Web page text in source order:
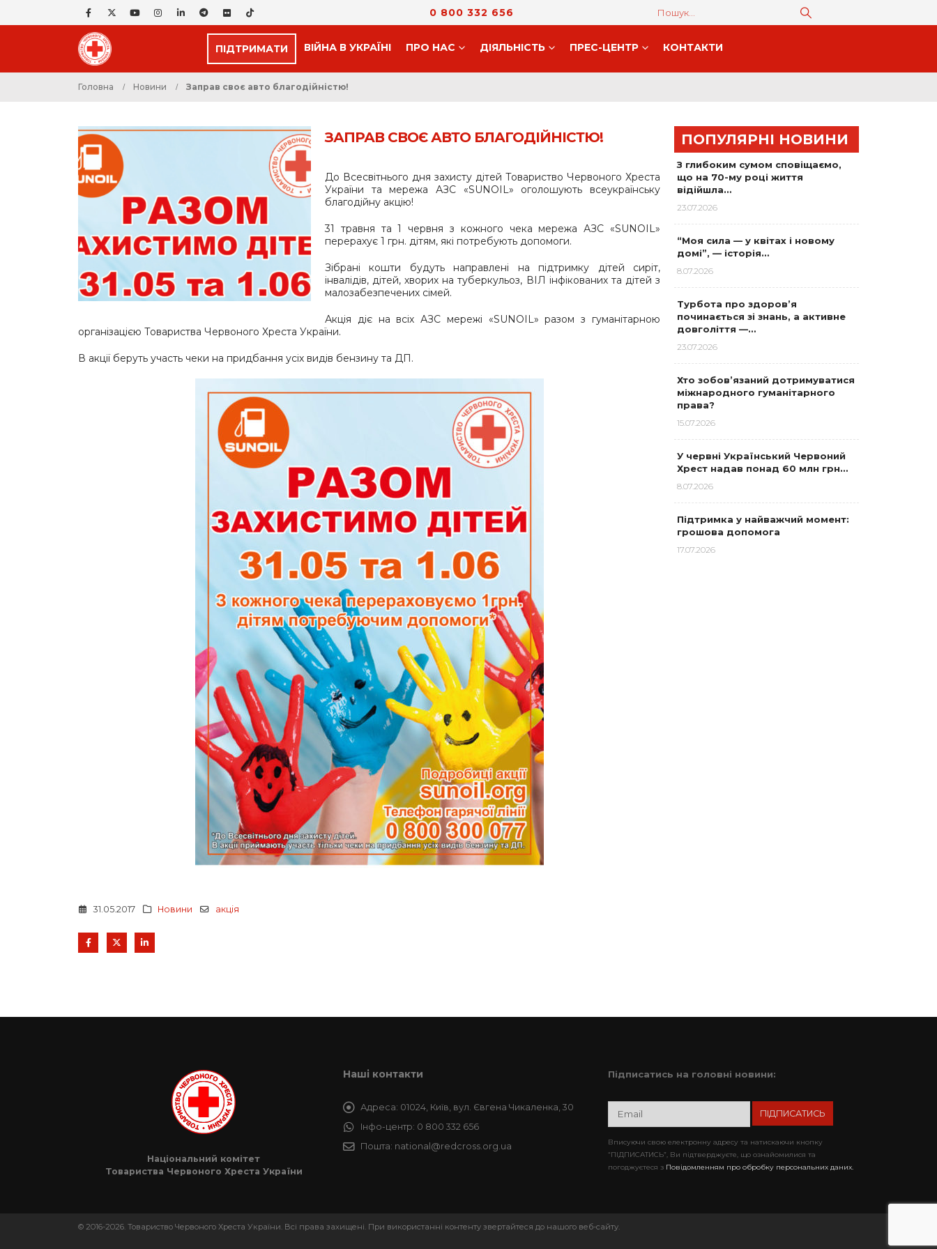
0 800 332 656
ПІДТРИМАТИ ВІЙНА В УКРАЇНІ ПРО НАС ДIЯЛЬНIСТЬ ПРЕС-ЦЕНТР КОНТАКТИ
Головна Новини Заправ своє авто благодійністю!
ЗАПРАВ СВОЄ АВТО БЛАГОДІЙНІСТЮ!
До Всесвітнього дня захисту дітей Товариство Червоного Хреста
України та мережа АЗС «SUNOIL» оголошують всеукраїнську
благодійну акцію!
31 травня та 1 червня з кожного чека мережа АЗС «SUNOIL»
перерахує 1 грн. дітям, які потребують допомоги.
Зібрані кошти будуть направлені на підтримку дітей сиріт,
інвалідів, дітей, хворих на туберкульоз, ВІЛ інфікованих та дітей з
малозабезпечених сімей.
Акція діє на всіх АЗС мережі «SUNOIL» разом з гуманітарною
організацією Товариства Червоного Хреста України.
В акції беруть участь чеки на придбання усіх видів бензину та ДП.
31.05.2017 Новини акція
ПОПУЛЯРНІ НОВИНИ
З глибоким сумом сповіщаємо,
що на 70-му році життя
відійшла…
23.07.2026
“Моя сила — у квітах і новому
домі”, — історія…
8.07.2026
Турбота про здоров’я
починається зі знань, а активне
довголіття —…
23.07.2026
Хто зобов’язаний дотримуватися
міжнародного гуманітарного
права?
15.07.2026
У червні Український Червоний
Хрест надав понад 60 млн грн…
8.07.2026
Підтримка у найважчий момент:
грошова допомога
17.07.2026
Національний комітет
Товариства Червоного Хреста України
Наші контакти
Адреса: 01024, Київ, вул. Євгена Чикаленка, 30
Інфо-центр: 0 800 332 656
Пошта: national@redcross.org.ua
Підписатись на головні новини:
Вписуючи свою електронну адресу та натискаючи кнопку
“ПІДПИСАТИСЬ”, Ви підтверджуєте, що ознайомилися та
погоджуєтеся з Повідомленням про обробку персональних даних.
© 2016-2026. Товариство Червоного Хреста України. Всі права захищені. При використанні контенту звертайтеся до нашого веб-сайту.